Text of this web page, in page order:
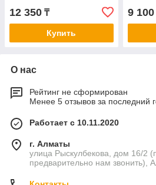
12 350 ₸
Купить
9 100
О нас
Рейтинг не сформирован
Менее 5 отзывов за последний
Работает с 10.11.2020
г. Алматы
улица Рыскулбекова, дом 16/2
предварительно нам звонить),